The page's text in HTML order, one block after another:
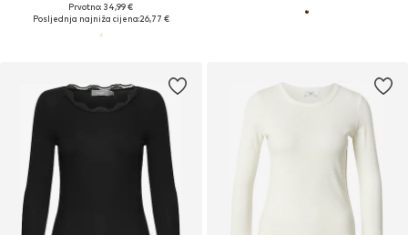
Prvotno: 34,99 €
Posljednja najniža cijena:26,77 €